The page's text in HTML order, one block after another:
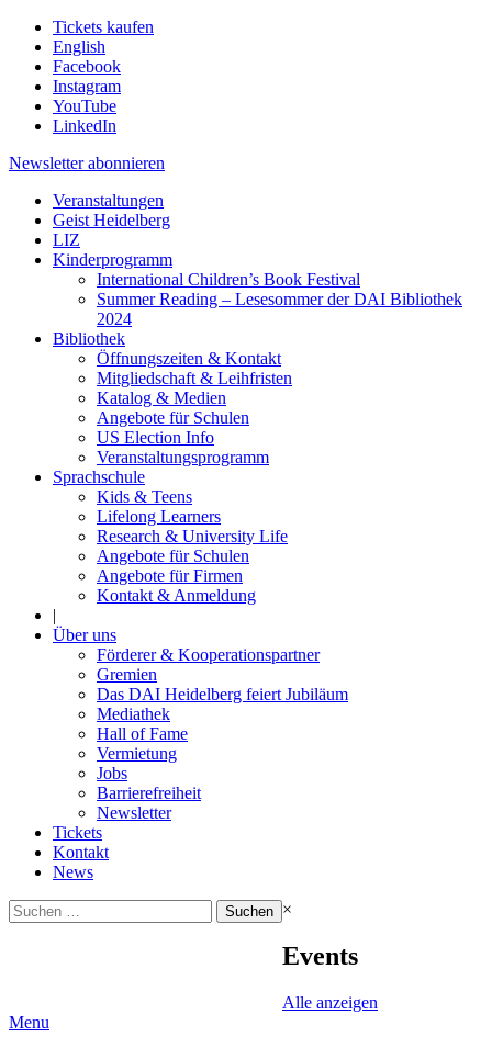
Tickets kaufen
English
Facebook
Instagram
YouTube
LinkedIn
Newsletter abonnieren
Veranstaltungen
Geist Heidelberg
LIZ
Kinderprogramm
International Children’s Book Festival
Summer Reading – Lesesommer der DAI Bibliothek
2024
Bibliothek
Öffnungszeiten & Kontakt
Mitgliedschaft & Leihfristen
Katalog & Medien
Angebote für Schulen
US Election Info
Veranstaltungsprogramm
Sprachschule
Kids & Teens
Lifelong Learners
Research & University Life
Angebote für Schulen
Angebote für Firmen
Kontakt & Anmeldung
|
Über uns
Förderer & Kooperationspartner
Gremien
Das DAI Heidelberg feiert Jubiläum
Mediathek
Hall of Fame
Vermietung
Jobs
Barrierefreiheit
Newsletter
Tickets
Kontakt
News
Suchen
nach:
×
Events
Alle anzeigen
Menu